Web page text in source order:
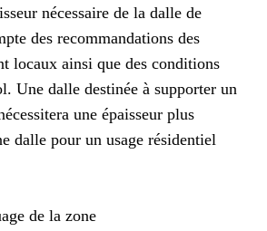
nécessaire de la dalle de
des recommandations des
locaux ainsi que des conditions
Une dalle destinée à supporter un
une épaisseur plus
dalle pour un usage résidentiel
de la zone